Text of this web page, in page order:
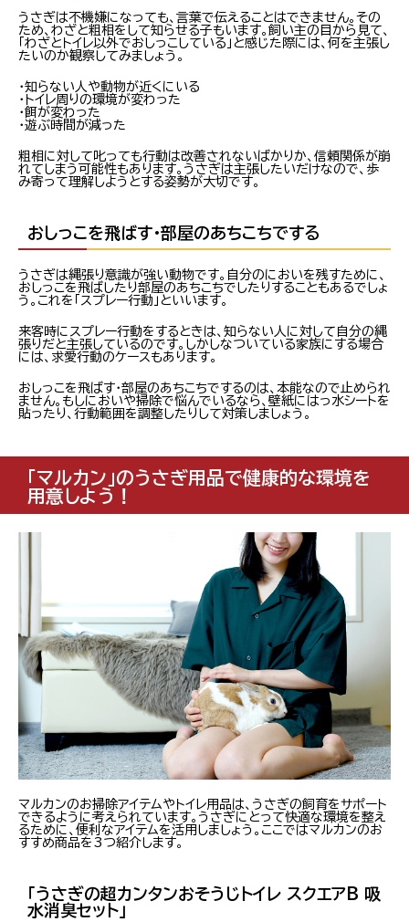
うさぎは不機嫌になっても、言葉で伝えることはできません。その
ため、わざと粗相をして知らせる子もいます。飼い主の目から見て、
「わざとトイレ以外でおしっこしている」と感じた際には、何を主張し
たいのか観察してみましょう。
・知らない人や動物が近くにいる
・トイレ周りの環境が変わった
・餌が変わった
・遊ぶ時間が減った
粗相に対して叱っても行動は改善されないばかりか、信頼関係が崩
れてしまう可能性もあります。うさぎは主張したいだけなので、歩
み寄って理解しようとする姿勢が大切です。
おしっこを飛ばす・部屋のあちこちでする
うさぎは縄張り意識が強い動物です。自分のにおいを残すために、
おしっこを飛ばしたり部屋のあちこちでしたりすることもあるでしょ
う。これを「スプレー行動」といいます。
来客時にスプレー行動をするときは、知らない人に対して自分の縄
張りだと主張しているのです。しかしなついている家族にする場合
には、求愛行動のケースもあります。
おしっこを飛ばす・部屋のあちこちでするのは、本能なので止められ
ません。もしにおいや掃除で悩んでいるなら、壁紙にはっ水シートを
貼ったり、行動範囲を調整したりして対策しましょう。
「マルカン」のうさぎ用品で健康的な環境を
用意しよう！
マルカンのお掃除アイテムやトイレ用品は、うさぎの飼育をサポート
できるように考えられています。うさぎにとって快適な環境を整え
るために、便利なアイテムを活用しましょう。ここではマルカンのお
すすめ商品を3つ紹介します。
「うさぎの超カンタンおそうじトイレ スクエアB 吸
水消臭セット」